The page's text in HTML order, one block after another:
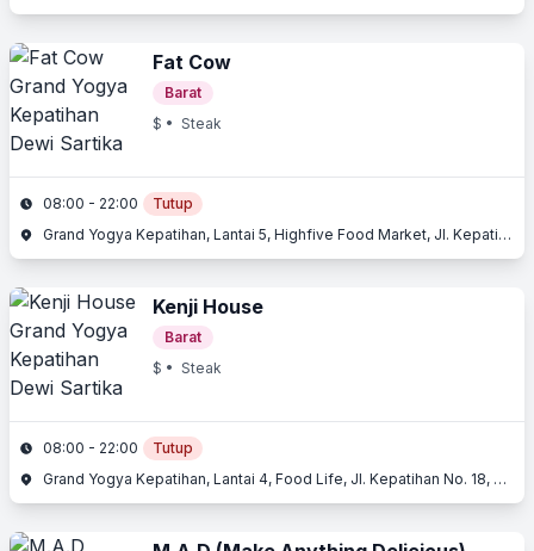
Fat Cow
Barat
$ • Steak
08:00 - 22:00
Tutup
Grand Yogya Kepatihan, Lantai 5, Highfive Food Market, Jl. Kepatihan No. 18, Dewi Sartika, Bandung, Jawa Barat
Kenji House
Barat
$ • Steak
08:00 - 22:00
Tutup
Grand Yogya Kepatihan, Lantai 4, Food Life, Jl. Kepatihan No. 18, Dewi Sartika, Bandung, Jawa Barat